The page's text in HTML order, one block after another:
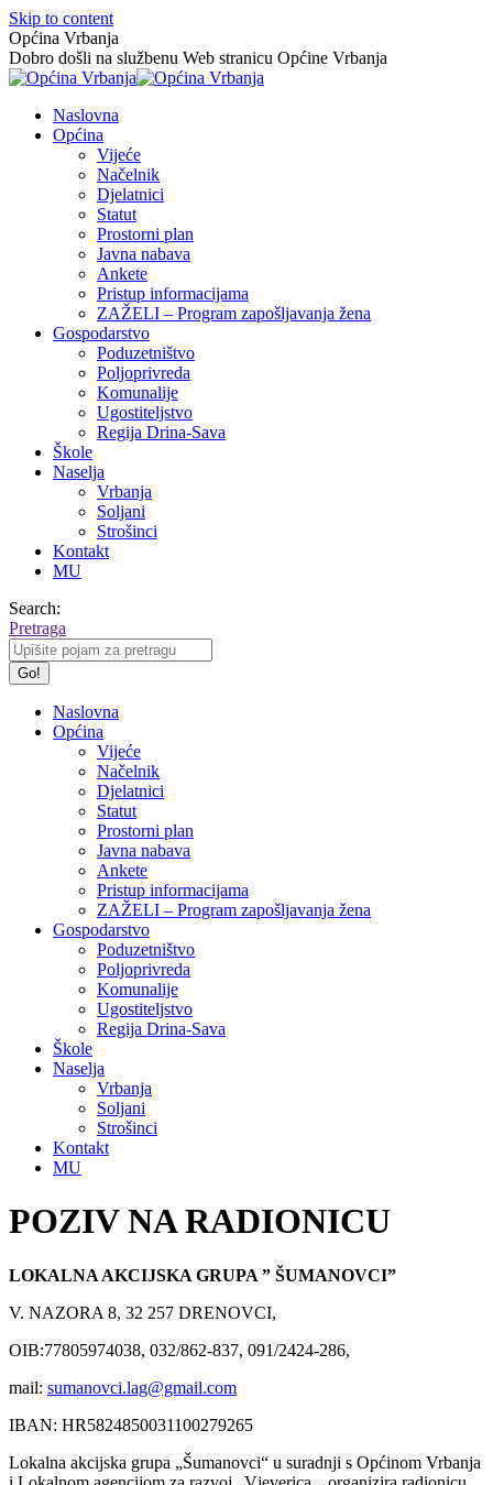
Skip to content
Općina Vrbanja
Dobro došli na službenu Web stranicu Općine Vrbanja
Naslovna
Općina
Vijeće
Načelnik
Djelatnici
Statut
Prostorni plan
Javna nabava
Ankete
Pristup informacijama
ZAŽELI – Program zapošljavanja žena
Gospodarstvo
Poduzetništvo
Poljoprivreda
Komunalije
Ugostiteljstvo
Regija Drina-Sava
Škole
Naselja
Vrbanja
Soljani
Strošinci
Kontakt
MU
Search:
Pretraga
Naslovna
Općina
Vijeće
Načelnik
Djelatnici
Statut
Prostorni plan
Javna nabava
Ankete
Pristup informacijama
ZAŽELI – Program zapošljavanja žena
Gospodarstvo
Poduzetništvo
Poljoprivreda
Komunalije
Ugostiteljstvo
Regija Drina-Sava
Škole
Naselja
Vrbanja
Soljani
Strošinci
Kontakt
MU
POZIV NA RADIONICU
LOKALNA AKCIJSKA GRUPA ” ŠUMANOVCI”
V. NAZORA 8, 32 257 DRENOVCI,
OIB:77805974038, 032/862-837, 091/2424-286,
mail: sumanovci.lag@gmail.com
IBAN: HR5824850031100279265
Lokalna akcijska grupa „Šumanovci“ u suradnji s Općinom Vrbanja